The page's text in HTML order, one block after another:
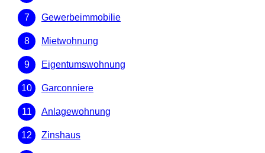
Gewerbeimmobilie
Mietwohnung
Eigentumswohnung
Garconniere
Anlagewohnung
Zinshaus